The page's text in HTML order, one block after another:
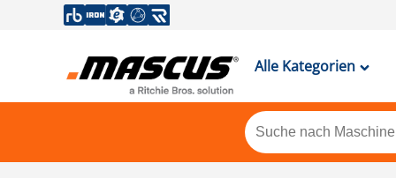
Alle Kategorien